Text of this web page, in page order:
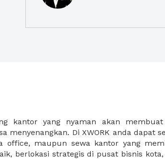
kantor yang nyaman akan
menyenangkan. Di XWORK anda dapat
office, maupun sewa kantor yang
berlokasi strategis di pusat bisnis
usaha baru Anda, seperti surat
Surat Izin Usaha
PT maupun akte pendirian CV
ruang kantor XWORK juga